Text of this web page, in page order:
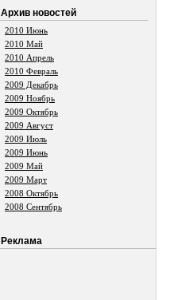
Aрхив новостей
2010 Июнь
2010 Май
2010 Апрель
2010 Февраль
2009 Декабрь
2009 Ноябрь
2009 Октябрь
2009 Август
2009 Июль
2009 Июнь
2009 Май
2009 Март
2008 Октябрь
2008 Сентябрь
Реклама